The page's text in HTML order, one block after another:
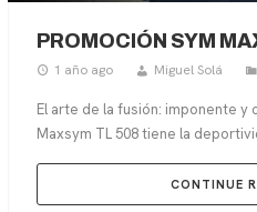
PROMOCIÓN SYM
1 año ago Miguel Solá
El arte de la fusión: imponente y
Maxsym TL 508 tiene la
CONTINUE